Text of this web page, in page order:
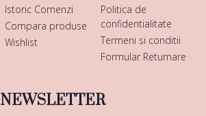
Istoric Comenzi
Compara produse
Wishlist
Politica de
confidentialitate
Termeni si conditii
Formular Returnare
NEWSLETTER